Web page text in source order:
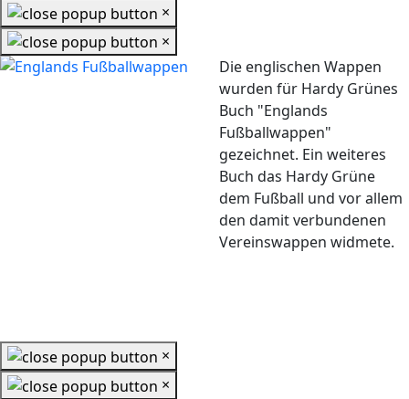
×
×
Die englischen Wappen
wurden für Hardy Grünes
Buch "Englands
Fußballwappen"
gezeichnet. Ein weiteres
Buch das Hardy Grüne
dem Fußball und vor allem
den damit verbundenen
Vereinswappen widmete.
×
×